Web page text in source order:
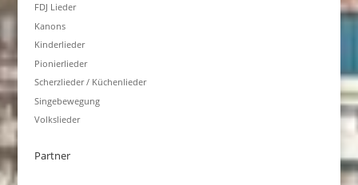
FDJ Lieder
Kanons
Kinderlieder
Pionierlieder
Scherzlieder / Küchenlieder
Singebewegung
Volkslieder
Partner